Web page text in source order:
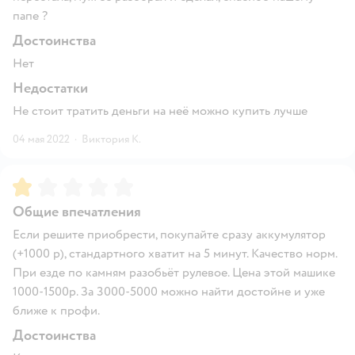
папе ?
Достоинства
Нет
Недостатки
Не стоит тратить деньги на неё можно купить лучше
04 мая 2022 · Виктория К.
Рейтинг:
Общие впечатления
Если решите приобрести, покупайте сразу аккумулятор
(+1000 р), стандартного хватит на 5 минут. Качество норм.
При езде по камням разобьёт рулевое. Цена этой машике
1000-1500р. За 3000-5000 можно найти достойне и уже
ближе к профи.
Достоинства